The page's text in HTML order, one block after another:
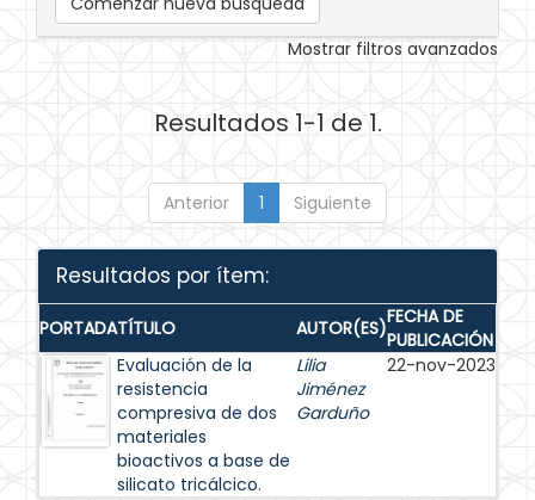
Mostrar filtros avanzados
Resultados 1-1 de 1.
Anterior 1 Siguiente
Resultados por ítem:
PORTADATÍTULO AUTOR(ES)FECHA DE
PUBLICACIÓN
Evaluación de la
resistencia
compresiva de dos
materiales
bioactivos a base de
silicato tricálcico.
Lilia
Jiménez
Garduño
22-nov-2023